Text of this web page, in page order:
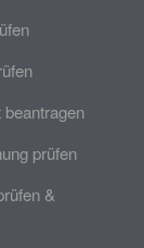
prüfen
&